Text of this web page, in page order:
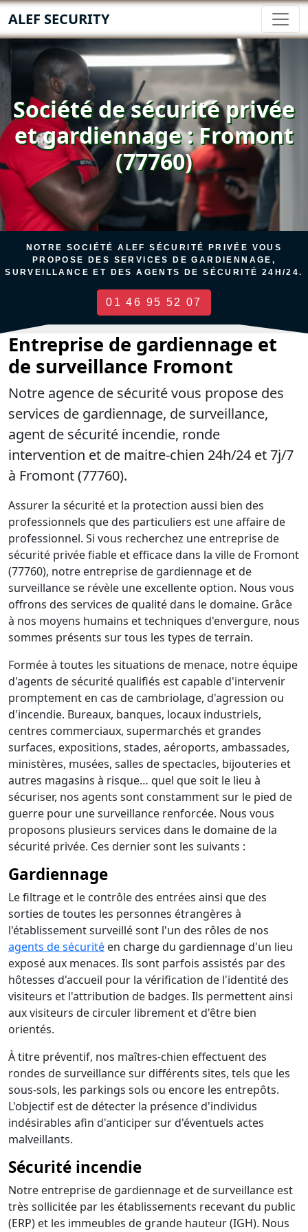
ALEF SECURITY
Société de sécurité privée
et gardiennage : Fromont
(77760)
NOTRE SOCIÉTÉ ALEF SÉCURITÉ PRIVÉE VOUS
PROPOSE DES SERVICES DE GARDIENNAGE,
SURVEILLANCE ET DES AGENTS DE SÉCURITÉ 24H/24.
01 46 95 52 07
Entreprise de gardiennage et
de surveillance Fromont
Notre agence de sécurité vous propose des
services de gardiennage, de surveillance,
agent de sécurité incendie, ronde
intervention et de maitre-chien 24h/24 et 7j/7
à Fromont (77760).
Assurer la sécurité et la protection aussi bien des
professionnels que des particuliers est une affaire de
professionnel. Si vous recherchez une entreprise de
sécurité privée fiable et efficace dans la ville de Fromont
(77760), notre entreprise de gardiennage et de
surveillance se révèle une excellente option. Nous vous
offrons des services de qualité dans le domaine. Grâce
à nos moyens humains et techniques d'envergure, nous
sommes présents sur tous les types de terrain.
Formée à toutes les situations de menace, notre équipe
d'agents de sécurité qualifiés est capable d'intervenir
promptement en cas de cambriolage, d'agression ou
d'incendie. Bureaux, banques, locaux industriels,
centres commerciaux, supermarchés et grandes
surfaces, expositions, stades, aéroports, ambassades,
ministères, musées, salles de spectacles, bijouteries et
autres magasins à risque… quel que soit le lieu à
sécuriser, nos agents sont constamment sur le pied de
guerre pour une surveillance renforcée. Nous vous
proposons plusieurs services dans le domaine de la
sécurité privée. Ces dernier sont les suivants :
Gardiennage
Le filtrage et le contrôle des entrées ainsi que des
sorties de toutes les personnes étrangères à
l'établissement surveillé sont l'un des rôles de nos
agents de sécurité en charge du gardiennage d'un lieu
exposé aux menaces. Ils sont parfois assistés par des
hôtesses d'accueil pour la vérification de l'identité des
visiteurs et l'attribution de badges. Ils permettent ainsi
aux visiteurs de circuler librement et d'être bien
orientés.
À titre préventif, nos maîtres-chien effectuent des
rondes de surveillance sur différents sites, tels que les
sous-sols, les parkings sols ou encore les entrepôts.
L'objectif est de détecter la présence d'individus
indésirables afin d'anticiper sur d'éventuels actes
malveillants.
Sécurité incendie
Notre entreprise de gardiennage et de surveillance est
très sollicitée par les établissements recevant du public
(ERP) et les immeubles de grande hauteur (IGH). Nous